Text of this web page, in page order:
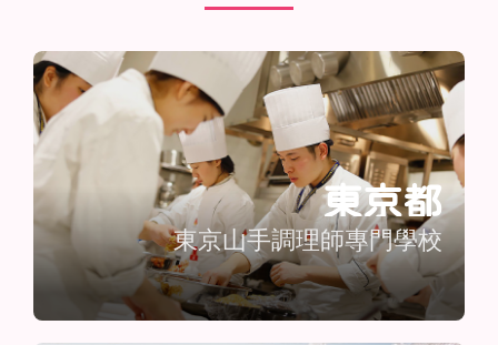
東京都
東京山手調理師專門學校